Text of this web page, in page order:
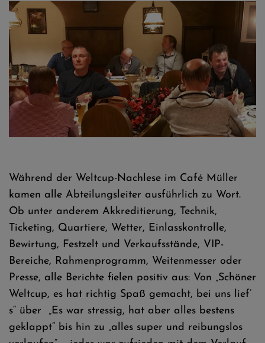
Während der Weltcup-Nachlese im Café Müller
kamen alle Abteilungsleiter ausführlich zu Wort.
Ob unter anderem Akkreditierung, Technik,
Ticketing, Quartiere, Wetter, Einlasskontrolle,
Bewirtung, Festzelt und Verkaufsstände, VIP-
Bereiche, Rahmenprogramm, Weitenmesser oder
Presse, alle Berichte fielen positiv aus: Von „Schöner
Weltcup, es hat richtig Spaß gemacht, bei uns lief’
s“ über „Es war stressig, hat aber alles bestens
geklappt“ bis hin zu „alles super und reibungslos